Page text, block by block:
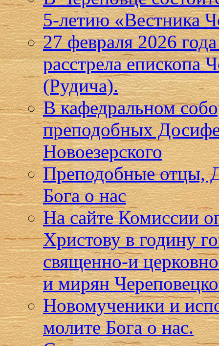
5-летию «Вестника
27 февраля 2026
расстрела епископа
(Рудича).
В кафедральном
преподобных
Новоезерского
Преподобные отцы,
Бога о нас
На сайте Комиссии
Христову в годину
священно-и
и мирян
Новомученики и
молите Бога о нас.